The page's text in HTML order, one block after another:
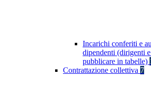
Incarichi conferiti e
dipendenti (dirigenti
pubblicare in tabelle)
Contrattazione collettiva 7